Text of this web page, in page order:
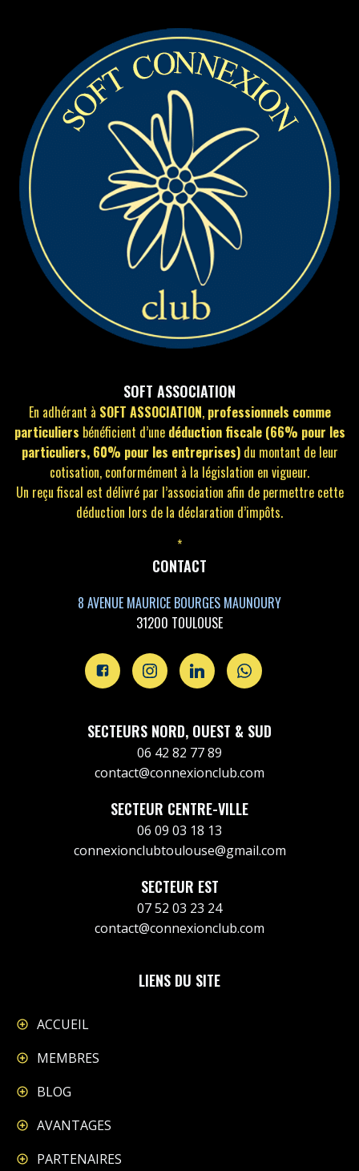
SOFT ASSOCIATION
En adhérant à SOFT ASSOCIATION, professionnels comme
particuliers bénéficient d’une déduction fiscale (66% pour les
particuliers, 60% pour les entreprises)du montant de leur
cotisation, conformément à la législation en vigueur.
Un reçu fiscal est délivré par l’association afin de permettre cette
déduction lors de la déclaration d’impôts.
*
CONTACT
8 AVENUE MAURICE BOURGES MAUNOURY
31200 TOULOUSE
SECTEURS NORD, OUEST & SUD
06 42 82 77 89
contact@connexionclub.com
SECTEUR CENTRE-VILLE
06 09 03 18 13
connexionclubtoulouse@gmail.com
SECTEUR EST
07 52 03 23 24
contact@connexionclub.com
LIENS DU SITE
ACCUEIL
MEMBRES
BLOG
AVANTAGES
PARTENAIRES